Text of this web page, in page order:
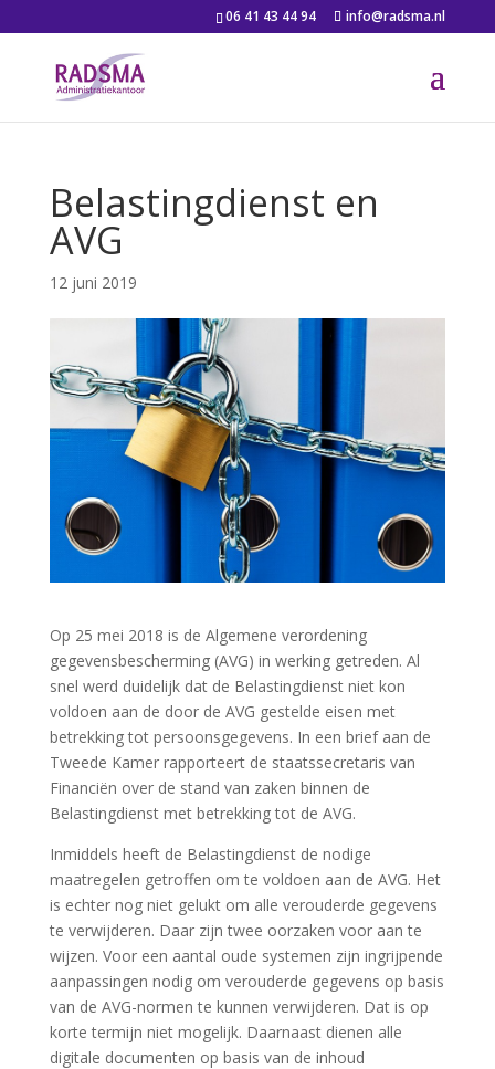
06 41 43 44 94 info@radsma.nl
Belastingdienst en
AVG
12 juni 2019
Op 25 mei 2018 is de Algemene verordening
gegevensbescherming (AVG) in werking getreden. Al
snel werd duidelijk dat de Belastingdienst niet kon
voldoen aan de door de AVG gestelde eisen met
betrekking tot persoonsgegevens. In een brief aan de
Tweede Kamer rapporteert de staatssecretaris van
Financiën over de stand van zaken binnen de
Belastingdienst met betrekking tot de AVG.
Inmiddels heeft de Belastingdienst de nodige
maatregelen getroffen om te voldoen aan de AVG. Het
is echter nog niet gelukt om alle verouderde gegevens
te verwijderen. Daar zijn twee oorzaken voor aan te
wijzen. Voor een aantal oude systemen zijn ingrijpende
aanpassingen nodig om verouderde gegevens op basis
van de AVG-normen te kunnen verwijderen. Dat is op
korte termijn niet mogelijk. Daarnaast dienen alle
digitale documenten op basis van de inhoud